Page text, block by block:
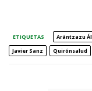
ETIQUETAS Arántzazu
Javier Sanz
Quirónsalud